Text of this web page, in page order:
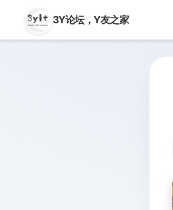
3Y论坛，Y友之家